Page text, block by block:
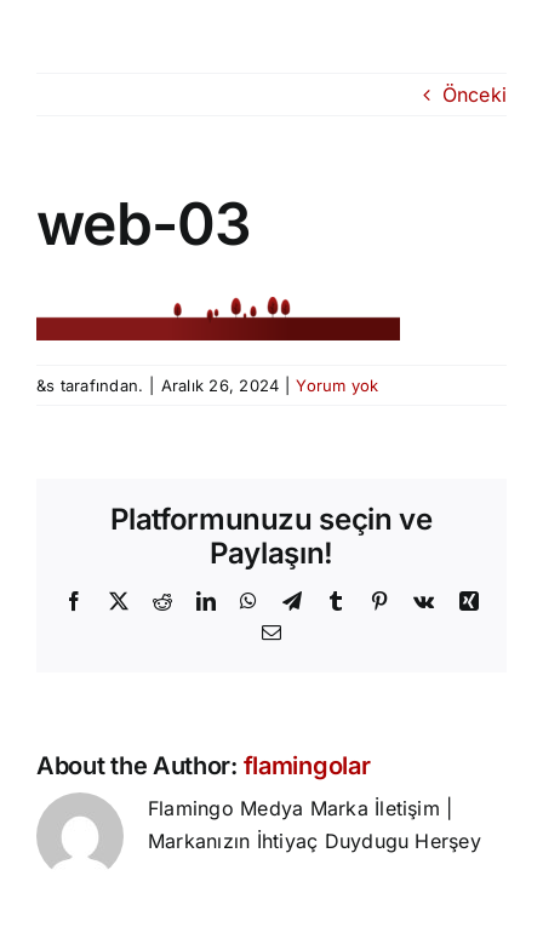
Önceki
web-03
&s tarafından. Aralık 26, 2024 Yorum yok
Platformunuzu seçin ve
Paylaşın!
Facebook
X RedditLinkedInWhatsApp
TelegramTumblr Pinterest
Vk
Xing
E-
About the Author: flamingolar
Flamingo Medya Marka İletişim |
Markanızın İhtiyaç Duydugu Herşey